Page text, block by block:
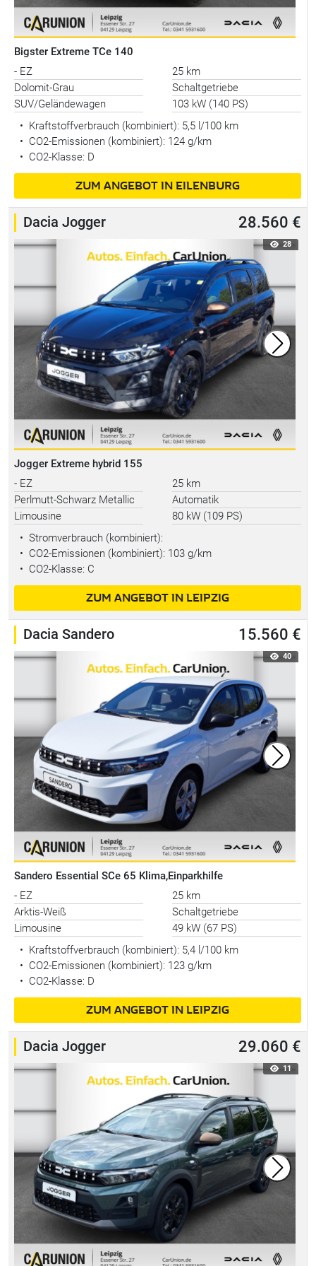
Bigster Extreme TCe 140
- EZ
25 km
Dolomit-Grau
Schaltgetriebe
SUV/Geländewagen
103 kW (140 PS)
•
Kraftstoffverbrauch (kombiniert): 5,5 l/100 km
• CO2-Emissionen (kombiniert): 124 g/km
• CO2-Klasse: D
ZUM ANGEBOT IN EILENBURG
Dacia Jogger 28.560 €
28
Jogger Extreme hybrid 155
- EZ
25 km
Perlmutt-Schwarz Metallic
Automatik
Limousine
80 kW (109 PS)
• Stromverbrauch (kombiniert):
• CO2-Emissionen (kombiniert): 103 g/km
• CO2-Klasse: C
ZUM ANGEBOT IN LEIPZIG
Dacia Sandero 15.560 €
40
Sandero Essential SCe 65 Klima,Einparkhilfe
- EZ
25 km
Arktis-Weiß
Schaltgetriebe
Limousine
49 kW (67 PS)
•
Kraftstoffverbrauch (kombiniert): 5,4 l/100 km
• CO2-Emissionen (kombiniert): 123 g/km
• CO2-Klasse: D
ZUM ANGEBOT IN LEIPZIG
Dacia Jogger 29.060 €
11